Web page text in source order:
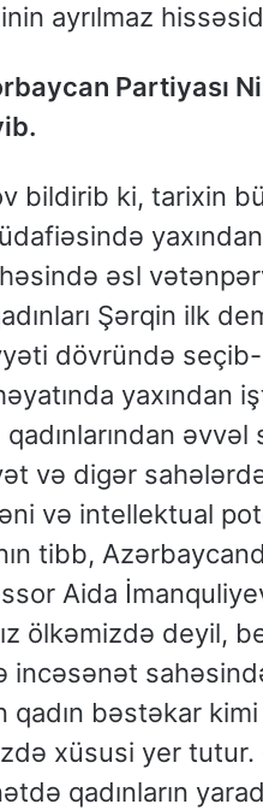
ayrılmaz
Partiyası
bildirib ki, tarixin
əsl
Şərqin ilk
dövründə
yaxından
və digər
və intellektual
tibb,
Aida
ölkəmizdə deyil,
qadın bəstəkar
xüsusi yer
qadınların